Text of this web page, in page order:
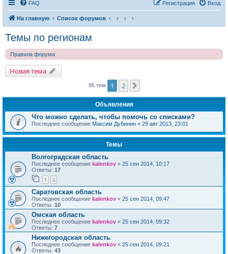
FAQ Вход
Регистрация
На главную Список форумов
Темы по регионам
Правила форума
Новая тема
85 тем 1 2
Объявления
Что можно сделать, чтобы помочь со списками?
Последнее сообщение Максим Дубинин « 29 авг 2013, 23:01
Темы
Волгоградская область
Последнее сообщение kalenkov « 25 сен 2014, 10:17
Ответы: 17
1 2
Саратовская область
Последнее сообщение kalenkov « 25 сен 2014, 09:47
Ответы: 10
Омская область
Последнее сообщение kalenkov « 25 сен 2014, 09:32
Ответы: 7
Нижегородская область
Последнее сообщение kalenkov « 25 сен 2014, 09:21
Ответы: 43